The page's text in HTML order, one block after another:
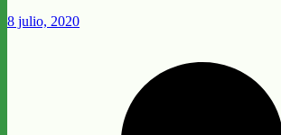
8 julio, 2020